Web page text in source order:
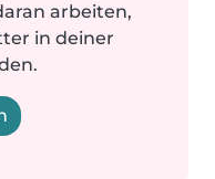
arbeiten,
in deiner